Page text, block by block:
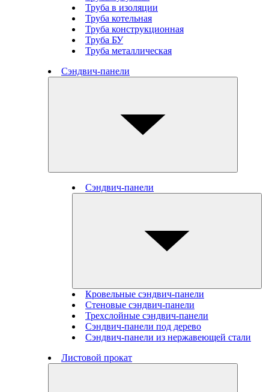
Труба в изоляции
Труба котельная
Труба конструкционная
Труба БУ
Труба металлическая
Сэндвич-панели
Сэндвич-панели
Кровельные сэндвич-панели
Стеновые cэндвич-панели
Трехслойные сэндвич-панели
Сэндвич-панели под дерево
Сэндвич-панели из нержавеющей стали
Листовой прокат